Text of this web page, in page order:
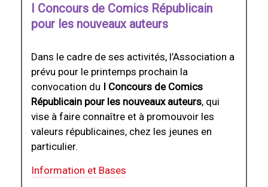
I Concours de Comics Républicain
pour les nouveaux auteurs
Dans le cadre de ses activités, l’Association a
prévu pour le printemps prochain la
convocation du I Concours de Comics
Républicain pour les nouveaux auteurs, qui
vise à faire connaître et à promouvoir les
valeurs républicaines, chez les jeunes en
particulier.
Information et Bases